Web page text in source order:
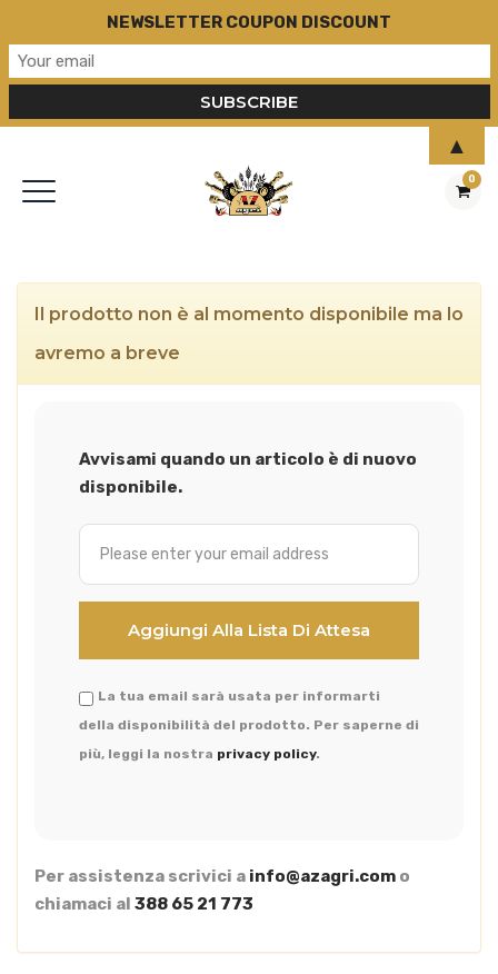
0
Il prodotto non è al momento disponibile ma lo
avremo a breve
Avvisami quando un articolo è di nuovo
disponibile.
La tua email sarà usata per informarti
della disponibilità del prodotto. Per saperne di
più, leggi la nostra privacy policy.
Per assistenza scrivici a info@azagri.com o
chiamaci al 388 65 21 773
NEWSLETTER COUPON DISCOUNT
▲